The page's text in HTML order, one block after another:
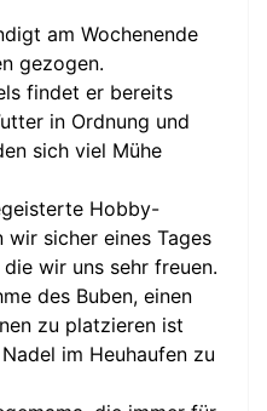
am Wochenende
gezogen.
findet er bereits
in Ordnung und
sich viel Mühe
Hobby-
sicher eines Tages
wir uns sehr freuen.
des Buben, einen
zu platzieren ist
im Heuhaufen zu